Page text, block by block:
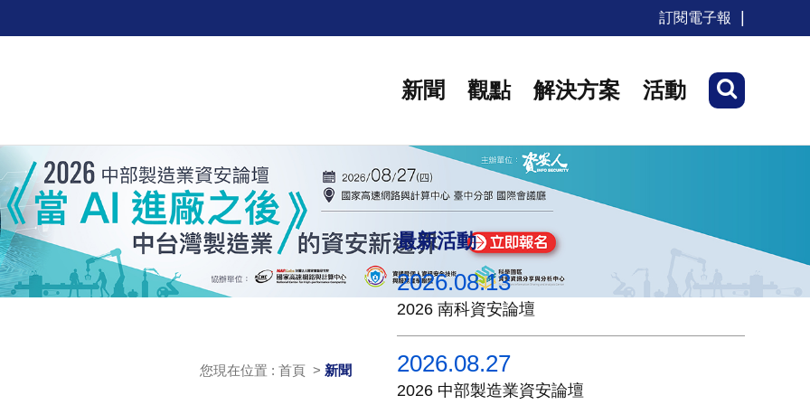
訂閱電子報
新聞 觀點 解決方案 活動
您現在位置 : 首頁 > 新聞
最新活動
2026.08.13
2026 南科資安論壇
2026.08.27
2026 中部製造業資安論壇